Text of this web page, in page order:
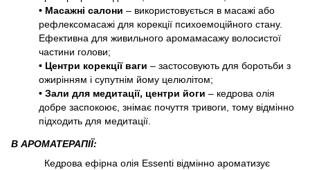
• Масажні салони – використовується в масажі або
рефлексомасажі для корекції психоемоційного стану.
Ефективна для живильного аромамасажу волосистої
частини голови;
• Центри корекції ваги – застосовують для боротьби з
ожирінням і супутнім йому целюлітом;
• Зали для медитації, центри йоги – кедрова олія
добре заспокоює, знімає почуття тривоги, тому відмінно
підходить для медитації.
В АРОМАТЕРАПІЇ:
Кедрова ефірна олія Essenti відмінно ароматизує